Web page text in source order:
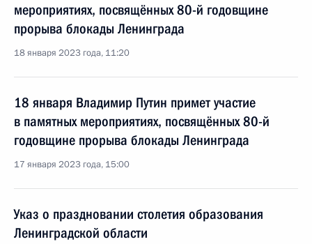
мероприятиях, посвящённых 80-й годовщине
прорыва блокады Ленинграда
18 января 2023 года, 11:20
18 января Владимир Путин примет участие
в памятных мероприятиях, посвящённых 80-й
годовщине прорыва блокады Ленинграда
17 января 2023 года, 15:00
Указ о праздновании столетия образования
Ленинградской области